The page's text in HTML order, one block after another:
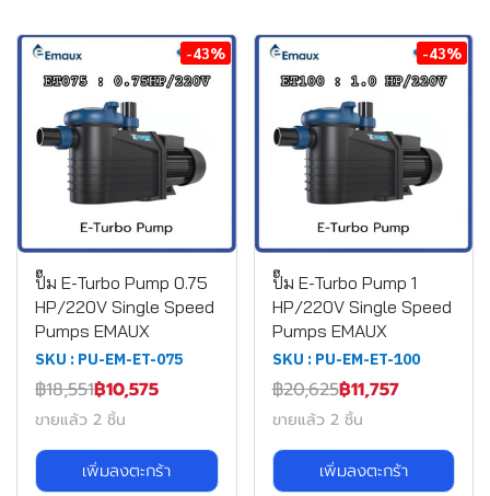
-43%
ปั๊ม E-Turbo Pump 0.75
HP/220V Single Speed
Pumps EMAUX
SKU : PU-EM-ET-075
฿18,551฿10,575
ขายแล้ว 2 ชิ้น
เพิ่มลงตะกร้า
-43%
ปั๊ม E-Turbo Pump 1
HP/220V Single Speed
Pumps EMAUX
SKU : PU-EM-ET-100
฿20,625฿11,757
ขายแล้ว 2 ชิ้น
เพิ่มลงตะกร้า